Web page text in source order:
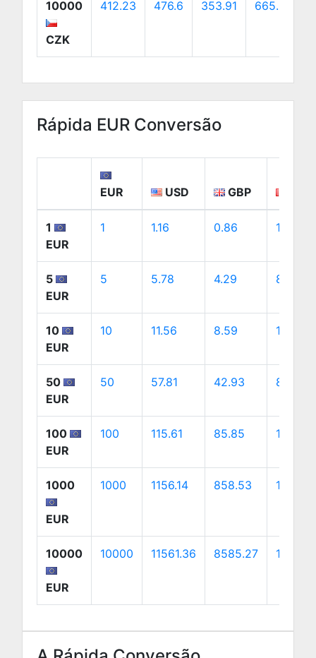
10000
CZK
412.23 476.6 353.91 665.07
Rápida EUR Conversão
EUR USD GBP
1
EUR
1 1.16 0.86 1.61
5
EUR
5 5.78 4.29 8.07
10
EUR
10 11.56 8.59 16.13
50
EUR
50 57.81 42.93 80.67
100
EUR
100 115.61 85.85 161.33
1000
EUR
1000 1156.14 858.53 1613.33
10000
EUR
10000 11561.36 8585.27 16133.3